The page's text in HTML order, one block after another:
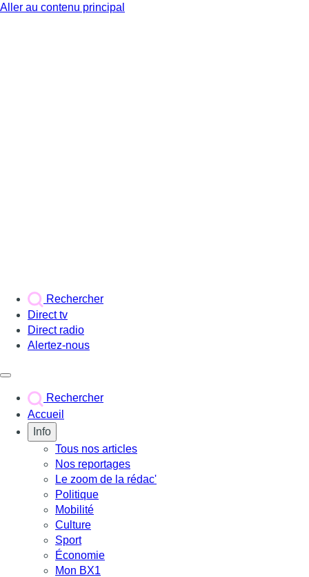
Aller au contenu principal
Rechercher
Direct tv
Direct radio
Alertez-nous
Rechercher
Accueil
Info
Tous nos articles
Nos reportages
Le zoom de la rédac'
Politique
Mobilité
Culture
Sport
Économie
Mon BX1